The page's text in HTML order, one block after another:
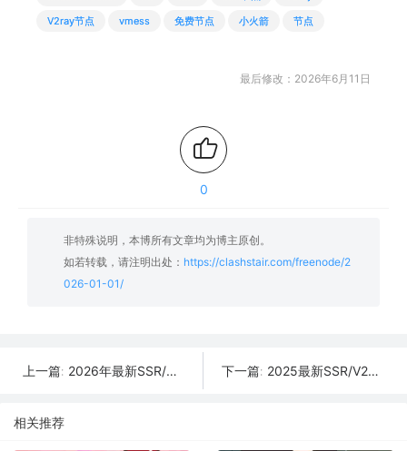
V2ray节点
vmess 免费节点 小火箭 节点
最后修改：2026年6月11日
0
非特殊说明，本博所有文章均为博主原创。
如若转载，请注明出处： https://clashstair.com/freenode/2
026-01-01/
上一篇: 2026年最新SSR/V2Ray/Clash节点分享 | 01月02日实时可用 下一篇: 2025最新SSR/V2Ray/Clash免费节点 | 12月31日可用订阅
相关推荐